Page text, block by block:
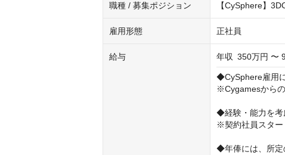
職種 / 募集ポジション 【CySphere】
雇用形態 正社員
給与 年収 350万円 〜
◆CySphere雇用
※Cygamesからの
◆経験・能力を考
※契約社員スター
◆年俸には、所定